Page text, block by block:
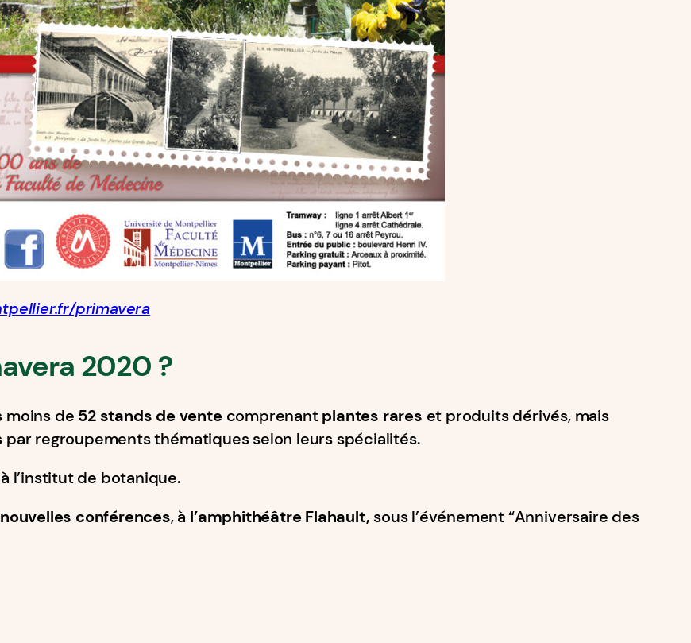
primavera
2020 ?
moins de 52 stands de vente comprenant plantes rares et produits dérivés, mais
par regroupements thématiques selon leurs spécialités.
l’institut de botanique.
conférences, à l’amphithéâtre Flahault, sous l’événement ​“Anniversaire des